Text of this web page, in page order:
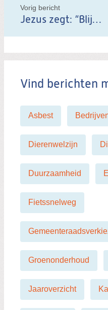
l
d
b
r
h
Vorig bericht
Jezus zegt: “Blijf in Mij”
Vind berichten
Asbest
Dierenwelzijn
Duurzaamheid
Fietssnelweg
Groenonderhoud
Jaaroverzicht